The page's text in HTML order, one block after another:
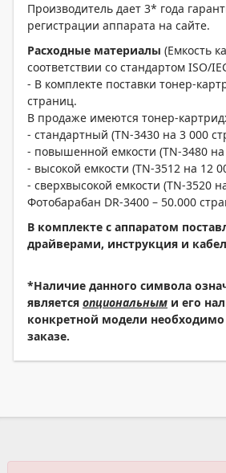
Производитель дает 3* года
регистрации аппарата на сайте.
Расходные материалы (Емкость
соответствии со стандартом ISO/
- В комплекте поставки тонер-
страниц.
В продаже имеются тонер-
- стандартный (TN-3430 на 3 000
- повышенной емкости (TN-3480 на
- высокой емкости (TN-3512 на 12
- сверхвысокой емкости (TN-3520
Фотобарабан DR-3400 – 50.000
В комплекте с аппаратом
драйверами, инструкция и
*Наличие данного символа
является опциональным и его
конкретной модели необходимо
заказе.